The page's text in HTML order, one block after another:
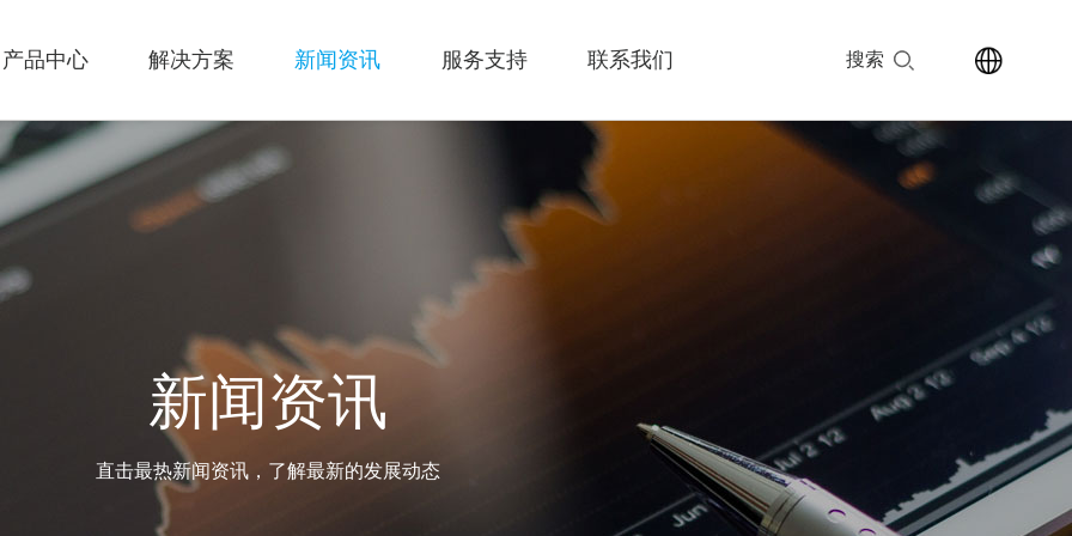
搜索
产品中心 解决方案 新闻资讯 服务支持 联系我们
新闻资讯
直击最热新闻资讯，了解最新的发展动态